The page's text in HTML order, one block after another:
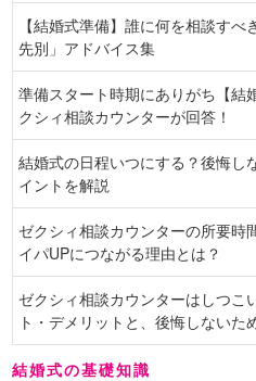
【結婚式準備】誰に何を相談す
先別」アドバイス集
準備スタート時期にありがち【結
クシィ相談カウンターが回答！
結婚式の日程いつにする？後悔し
イントを解説
ゼクシィ相談カウンターの所要時
イパUPにつながる理由とは？
ゼクシィ相談カウンターはしつこ
ト・デメリットと、後悔しないた
結婚式の基礎知識